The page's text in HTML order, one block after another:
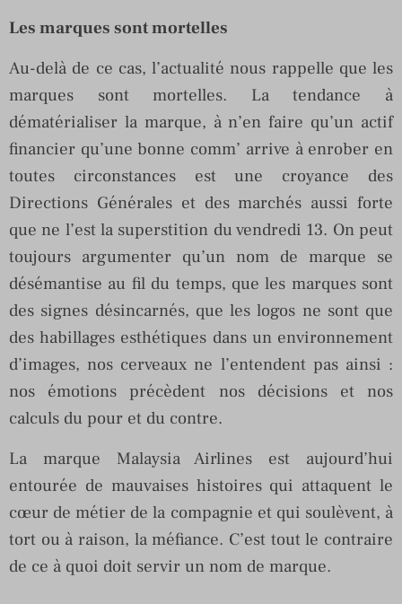
Les marques sont mortelles
Au-delà de ce cas, l’actualité nous rappelle que les
marques sont mortelles. La tendance à
dématérialiser la marque, à n’en faire qu’un actif
financier qu’une bonne comm’ arrive à enrober en
toutes circonstances est une croyance des
Directions Générales et des marchés aussi forte
que ne l’est la superstition du vendredi 13. On peut
toujours argumenter qu’un nom de marque se
désémantise au fil du temps, que les marques sont
des signes désincarnés, que les logos ne sont que
des habillages esthétiques dans un environnement
d’images, nos cerveaux ne l’entendent pas ainsi :
nos émotions précèdent nos décisions et nos
calculs du pour et du contre.
La marque Malaysia Airlines est aujourd’hui
entourée de mauvaises histoires qui attaquent le
cœur de métier de la compagnie et qui soulèvent, à
tort ou à raison, la méfiance. C’est tout le contraire
de ce à quoi doit servir un nom de marque.